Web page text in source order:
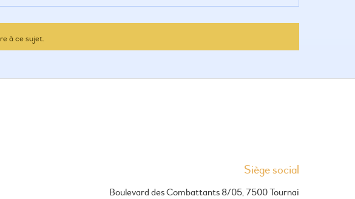
à ce sujet.
Siège social
Boulevard des Combattants 8/05, 7500 Tournai